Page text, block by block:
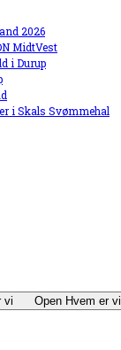
2026
MidtVest
i Durup
i Skals Svømmehal
vi Open Hvem er vi